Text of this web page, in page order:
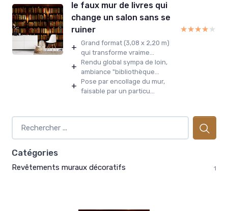
le faux mur de livres qui
change un salon sans se
ruiner
+ Grand format (3,08 x 2,20 m)
qui transforme vraime...
+ Rendu global sympa de loin,
ambiance "bibliothèque...
+ Pose par encollage du mur,
faisable par un particu...
★★★★★
★★★★★
Catégories
Revêtements muraux décoratifs 1